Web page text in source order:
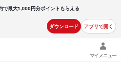
で最大1,000円分ポイントもらえる
ダウンロード アプリで開く
マイメニュー